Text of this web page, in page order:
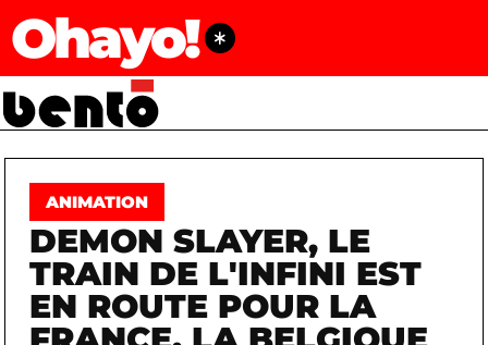
Ohayo!
ANIMATION
DEMON SLAYER, LE
TRAIN DE L'INFINI EST
EN ROUTE POUR LA